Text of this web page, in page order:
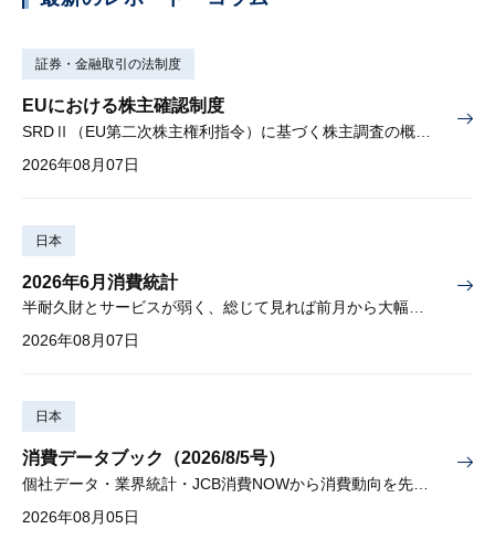
証券・金融取引の法制度
EUにおける株主確認制度
2026年08月07日
日本
2026年6月消費統計
半耐久財とサービスが弱く、総じて見れば前月から大幅に減少
2026年08月07日
日本
消費データブック（2026/8/5号）
2026年08月05日